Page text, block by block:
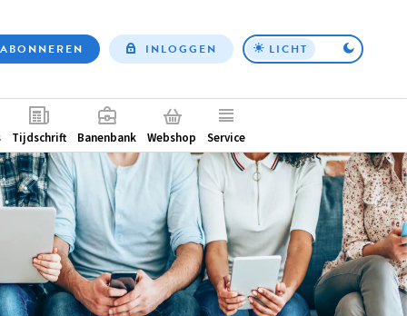
Top
ABONNEREN INLOGGEN LICHT
Tijdschrift Banenbank Webshop Service